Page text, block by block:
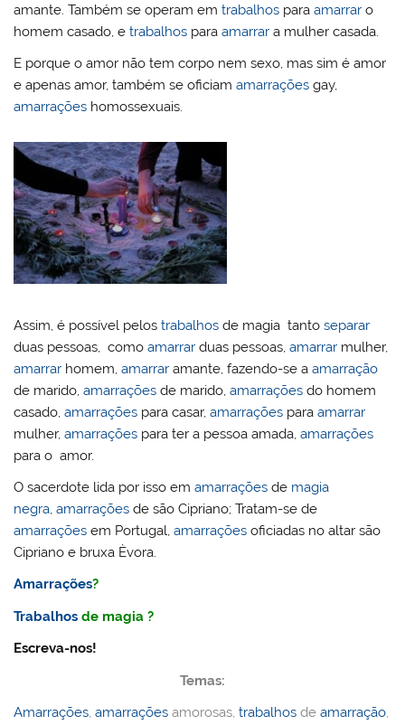
amante. Também se operam emtrabalhos paraamarrar o
homem casado, etrabalhos paraamarrar a mulher casada.
E porque o amor não tem corpo nem sexo, mas sim é amor
e apenas amor, também se oficiamamarrações gay,
amarrações homossexuais.
Assim, é possível pelostrabalhos de magia tantoseparar
duas pessoas, comoamarrar duas pessoas,amarrar mulher,
amarrar homem,amarrar amante, fazendo-se aamarração
de marido,amarrações de marido,amarrações do homem
casado,amarrações para casar,amarrações paraamarrar
mulher,amarrações para ter a pessoa amada,amarrações
para o amor.
O sacerdote lida por isso emamarrações de magia
negra,amarrações de são Cipriano; Tratam-se de
amarrações em Portugal,amarrações oficiadas no altar são
Cipriano e bruxa Èvora.
Amarrações?
Trabalhos de magia ?
Escreva-nos!
Temas:
Amarrações,amarrações amorosas,trabalhos deamarração,